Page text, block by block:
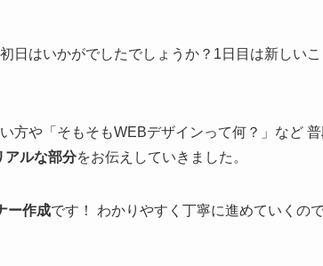
日はいかがでしたでしょうか？1日目は新しい
方や「そもそもWEBデザインって何？」など
アルな部分をお伝えしていきました。
ー作成です！ わかりやすく丁寧に進めていくの